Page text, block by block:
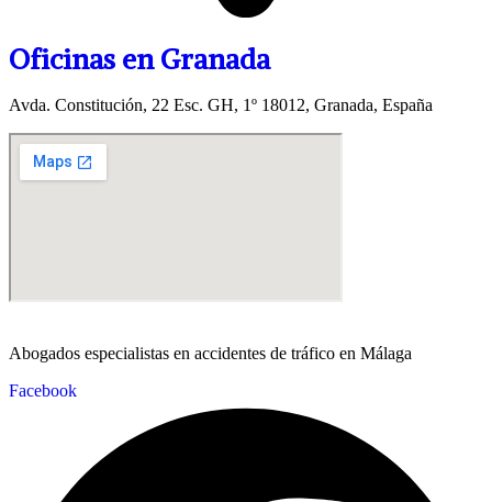
Oficinas en Granada
Avda. Constitución, 22 Esc. GH, 1º 18012, Granada, España
Abogados especialistas en accidentes de tráfico en Málaga
Facebook